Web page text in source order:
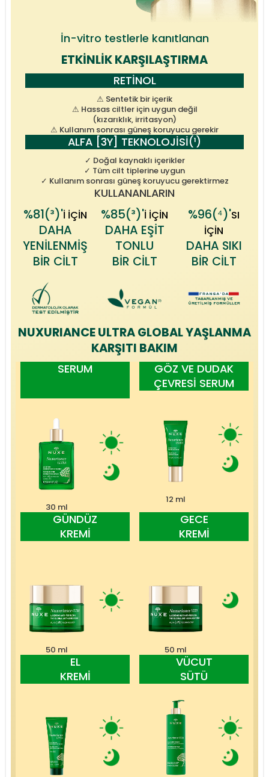
İn-vitro testlerle kanıtlanan
ETKİNLİK KARŞILAŞTIRMA
RETİNOL
⚠ Sentetik bir içerik
⚠ Hassas ciltler için uygun değil
(kızarıklık, irritasyon)
⚠ Kullanım sonrası güneş koruyucu gerekir
ALFA [3Y] TEKNOLOJİSİ(¹)
✓ Doğal kaynaklı içerikler
✓ Tüm cilt tiplerine uygun
✓ Kullanım sonrası güneş koruyucu gerektirmez
KULLANANLARIN
%81(³)'İ İÇİN
DAHA
YENİLENMİŞ
BİR CİLT
%85(³)'İ İÇİN
DAHA EŞİT
TONLU
BİR CİLT
%96(⁴)'SI
İÇİN
DAHA SIKI
BİR CİLT
NUXURIANCE ULTRA GLOBAL YAŞLANMA
KARŞITI BAKIM
SERUM
30 ml
GÖZ VE DUDAK
ÇEVRESİ SERUM
12 ml
GÜNDÜZ
KREMİ
50 ml
GECE
KREMİ
50 ml
EL
KREMİ
VÜCUT
SÜTÜ